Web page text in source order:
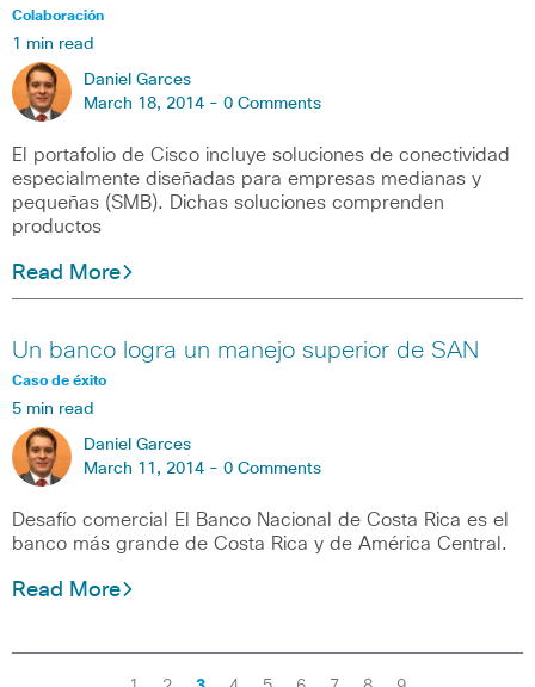
Colaboración
1 min read
Daniel Garces
March 18, 2014 - 0 Comments
El portafolio de Cisco incluye soluciones de conectividad
especialmente diseñadas para empresas medianas y
pequeñas (SMB). Dichas soluciones comprenden
productos
Read More
Un banco logra un manejo superior de SAN
Caso de éxito
5 min read
Daniel Garces
March 11, 2014 - 0 Comments
Desafío comercial El Banco Nacional de Costa Rica es el
banco más grande de Costa Rica y de América Central.
Read More